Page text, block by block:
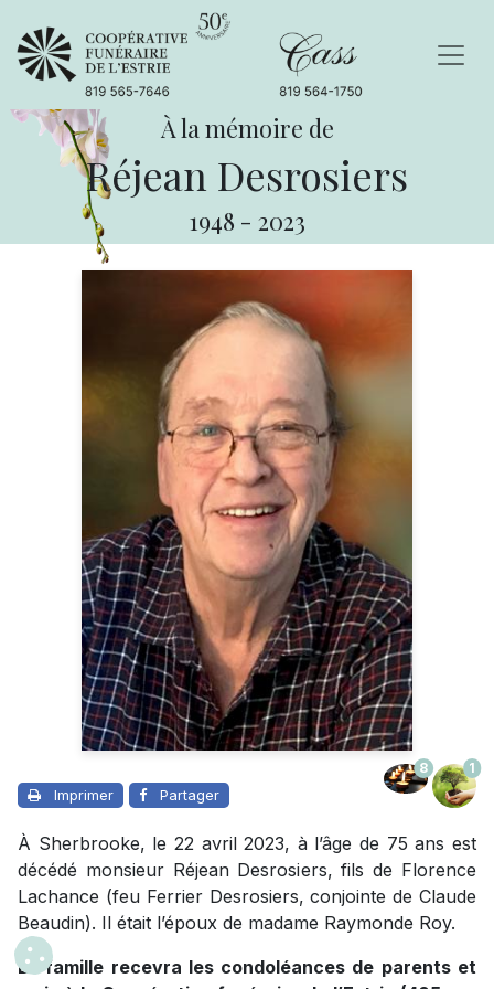
À la mémoire de
Réjean Desrosiers
1948 - 2023
Imprimer Partager
8 1
À Sherbrooke, le 22 avril 2023, à l’âge de 75 ans est
décédé monsieur Réjean Desrosiers, fils de Florence
Lachance (feu Ferrier Desrosiers, conjointe de Claude
Beaudin). Il était l’époux de madame Raymonde Roy.
La famille recevra les condoléances de parents et